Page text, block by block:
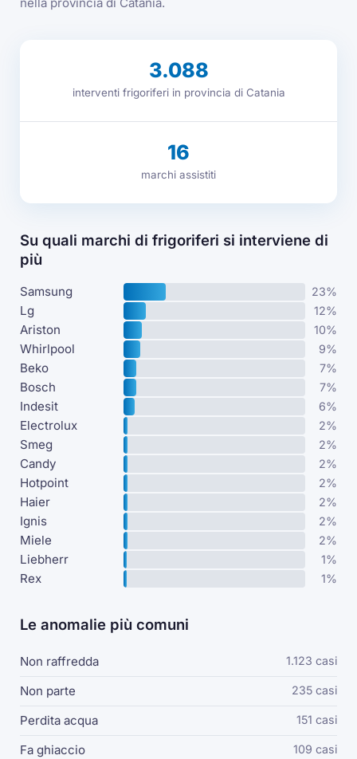
3.088
interventi frigoriferi in provincia di Catania
16
marchi assistiti
Su quali marchi di frigoriferi si interviene di
più
Samsung 23%
Lg 12%
Ariston 10%
Whirlpool 9%
Beko 7%
Bosch 7%
Indesit 6%
Electrolux 2%
Smeg 2%
Candy 2%
Hotpoint 2%
Haier 2%
Ignis 2%
Miele 2%
Liebherr 1%
Rex 1%
Le anomalie più comuni
Non raffredda 1.123 casi
Non parte 235 casi
Perdita acqua 151 casi
Fa ghiaccio 109 casi